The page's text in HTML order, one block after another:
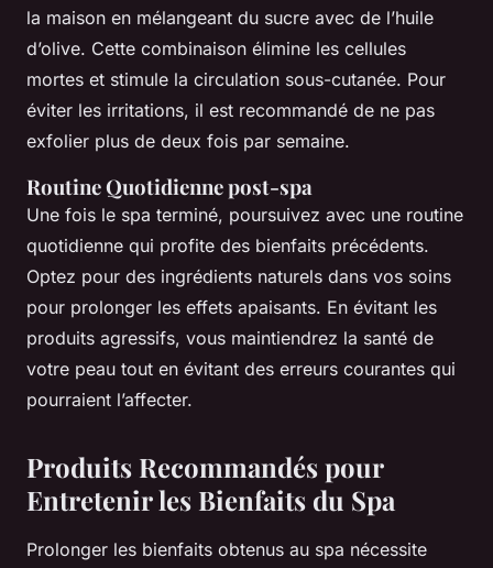
la maison en mélangeant du sucre avec de l’huile
d’olive. Cette combinaison élimine les cellules
mortes et stimule la circulation sous-cutanée. Pour
éviter les irritations, il est recommandé de ne pas
exfolier plus de deux fois par semaine.
Routine Quotidienne post-spa
Une fois le spa terminé, poursuivez avec une routine
quotidienne qui profite des bienfaits précédents.
Optez pour des ingrédients naturels dans vos soins
pour prolonger les effets apaisants. En évitant les
produits agressifs, vous maintiendrez la santé de
votre peau tout en évitant des erreurs courantes qui
pourraient l’affecter.
Produits Recommandés pour
Entretenir les Bienfaits du Spa
Prolonger les bienfaits obtenus au spa nécessite